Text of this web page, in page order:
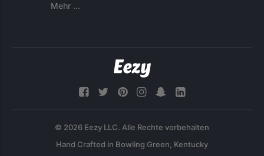
Mehr ...
© 2026 Eezy LLC. Alle Rechte vorbehalten